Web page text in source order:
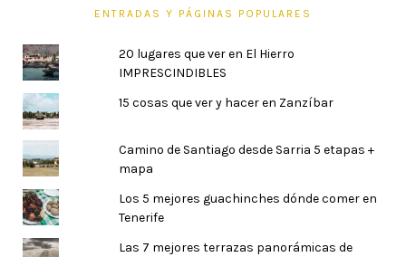
ENTRADAS Y PÁGINAS POPULARES
20 lugares que ver en El Hierro
IMPRESCINDIBLES
15 cosas que ver y hacer en Zanzíbar
Camino de Santiago desde Sarria 5 etapas +
mapa
Los 5 mejores guachinches dónde comer en
Tenerife
Las 7 mejores terrazas panorámicas de